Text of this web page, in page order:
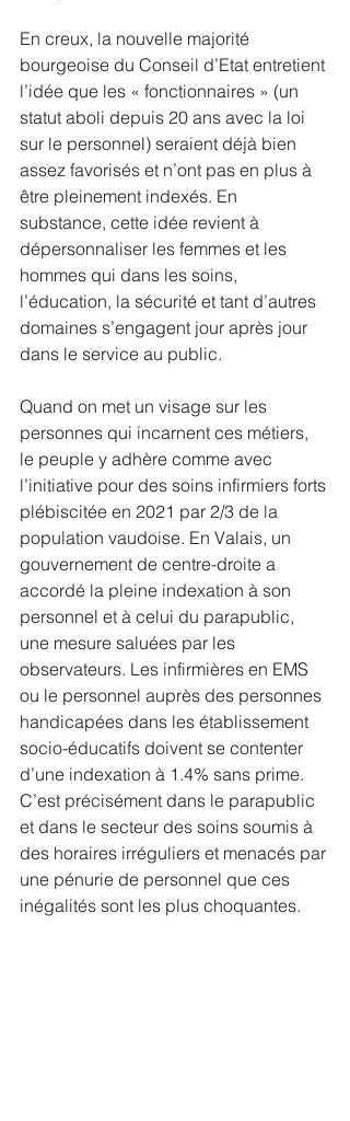
En creux, la nouvelle majorité
bourgeoise du Conseil d’Etat entretient
l’idée que les « fonctionnaires » (un
statut aboli depuis 20 ans avec la loi
sur le personnel) seraient déjà bien
assez favorisés et n’ont pas en plus à
être pleinement indexés. En
substance, cette idée revient à
dépersonnaliser les femmes et les
hommes qui dans les soins,
l’éducation, la sécurité et tant d’autres
domaines s’engagent jour après jour
dans le service au public.
Quand on met un visage sur les
personnes qui incarnent ces métiers,
le peuple y adhère comme avec
l’initiative pour des soins infirmiers forts
plébiscitée en 2021 par 2/3 de la
population vaudoise. En Valais, un
gouvernement de centre-droite a
accordé la pleine indexation à son
personnel et à celui du parapublic,
une mesure saluées par les
observateurs. Les infirmières en EMS
ou le personnel auprès des personnes
handicapées dans les établissement
socio-éducatifs doivent se contenter
d’une indexation à 1.4% sans prime.
C’est précisément dans le parapublic
et dans le secteur des soins soumis à
des horaires irréguliers et menacés par
une pénurie de personnel que ces
inégalités sont les plus choquantes.